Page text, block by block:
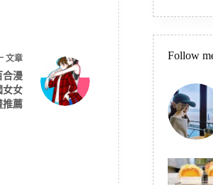
文章
合漫
女女
推薦
Follow